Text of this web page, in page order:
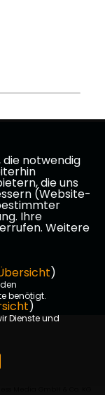
die notwendig
die uns
(Website-
Ihre
Weitere
)
benötigt.
)
Dienste und